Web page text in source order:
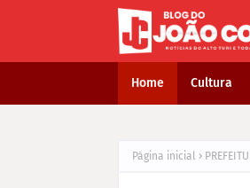
Home Cultura
Página inicial